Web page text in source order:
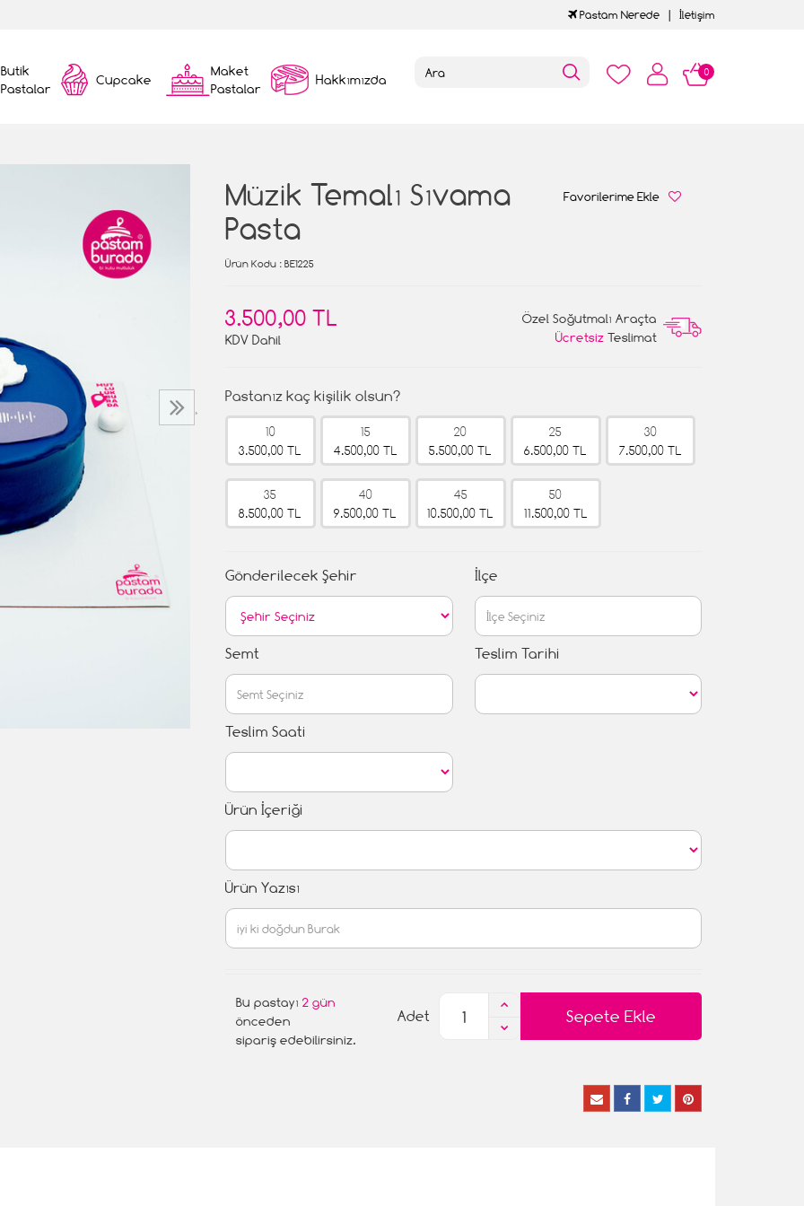
Pastam Nerede İletişim
Butik
Pastalar
Cupcake
Maket
Pastalar
Hakkımızda 0
›
Müzik Temalı Sıvama
Pasta
Favorilerime Ekle
Ürün Kodu : BE1225
3.500,00 TL
KDV Dahil
Özel Soğutmalı Araçta
Ücretsiz Teslimat
Pastanız kaç kişilik olsun?
10
3.500,00 TL
15
4.500,00 TL
20
5.500,00 TL
25
6.500,00 TL
30
7.500,00 TL
35
8.500,00 TL
40
9.500,00 TL
45
10.500,00 TL
50
11.500,00 TL
Gönderilecek Şehir İlçe
Semt Teslim Tarihi
Teslim Saati
Ürün İçeriği
Ürün Yazısı
Bu pastayı 2 gün
önceden
sipariş edebilirsiniz.
Sepete Ekle
Adet